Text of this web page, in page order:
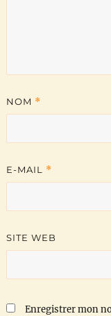
NOM *
E-MAIL *
SITE WEB
Enregistrer mon